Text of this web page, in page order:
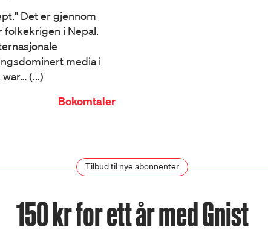
Det er gjennom
folkekrigen i Nepal.
media i
(...)
Bokomtaler
Tilbud til nye abonnenter
150 kr for ett år med Gnist